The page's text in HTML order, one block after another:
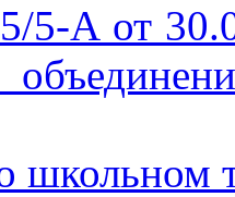
5-А от
школьном